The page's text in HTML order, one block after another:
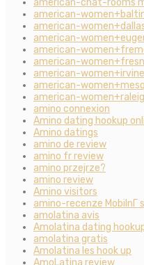
american-chat-rooms
american-
american-
american-
american-
american-
american-
american-
american-
amino connexion
Amino dating hookup
Amino datings
amino de review
amino fr review
amino przejrze?
amino review
Amino visitors
amino-recenze MobilnГ­
amolatina avis
Amolatina dating
amolatina gratis
Amolatina les hook up
AmoLatina review